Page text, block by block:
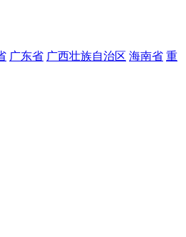
广东省 广西壮族自治区 海南省 重